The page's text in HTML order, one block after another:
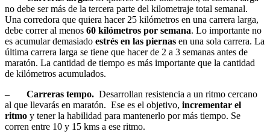
no debe ser más de la tercera parte del kilometraje total semanal.
Una corredora que quiera hacer 25 kilómetros en una carrera larga,
debe correr al menos 60 kilómetros por semana. Lo importante no
es acumular demasiado estrés en las piernas en una sola carrera. La
última carrera larga se tiene que hacer de 2 a 3 semanas antes de
maratón. La cantidad de tiempo es más importante que la cantidad
de kilómetros acumulados.
– Carreras tempo. Desarrollan resistencia a un ritmo cercano
al que llevarás en maratón. Ese es el objetivo, incrementar el
ritmo y tener la habilidad para mantenerlo por más tiempo. Se
corren entre 10 y 15 kms a ese ritmo.